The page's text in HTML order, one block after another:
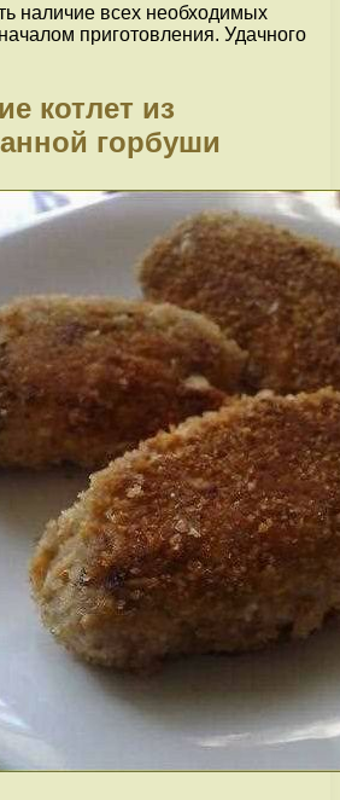
наличие всех необходимых
приготовления. Удачного
котлет из
горбуши